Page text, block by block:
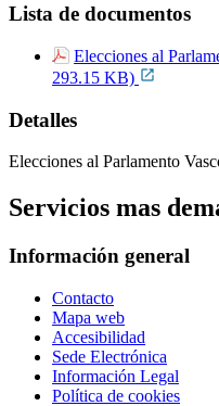
Lista de documentos
Elecciones al
293.15 KB)
Detalles
Elecciones al Parlamento
Servicios mas
Información general
Contacto
Mapa web
Accesibilidad
Sede Electrónica
Información Legal
Política de cookies